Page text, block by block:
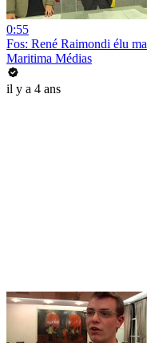
0:55
Fos: René Raimondi élu
Maritima Médias
il y a 4 ans